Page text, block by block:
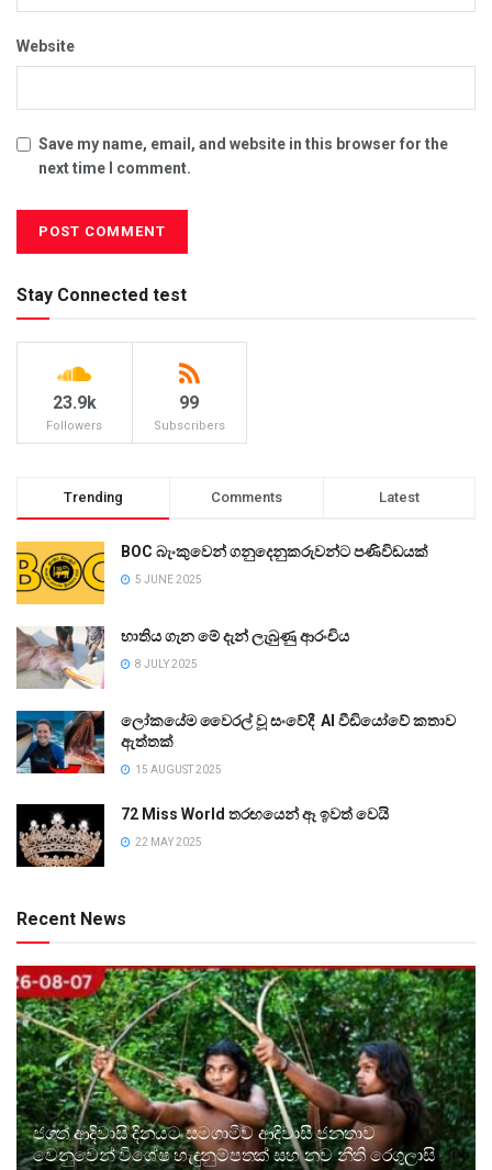
Website
Save my name, email, and website in this browser for the
next time I comment.
Stay Connected test
23.9k
Followers
99
Subscribers
Trending Comments Latest
BOC බැංකුවෙන් ගනුදෙනුකරුවන්ට පණිවිඩයක්
5 JUNE 2025
භාතිය ගැන මේ දැන් ලැබුණු ආරංචිය
8 JULY 2025
ලෝකයේම වෛරල් වූ සංවේදී AI වීඩියෝවේ කතාව
ඇත්තක්
15 AUGUST 2025
72 Miss World තරඟයෙන් ඈ ඉවත් වෙයි
22 MAY 2025
Recent News
ජගත් ආදිවාසි දිනයට සමගාමීව ආදිවාසී ජනතාව
වෙනුවෙන් විශේෂ හැඳුනුම්පතක් සහ නව නීති රෙගුලාසි